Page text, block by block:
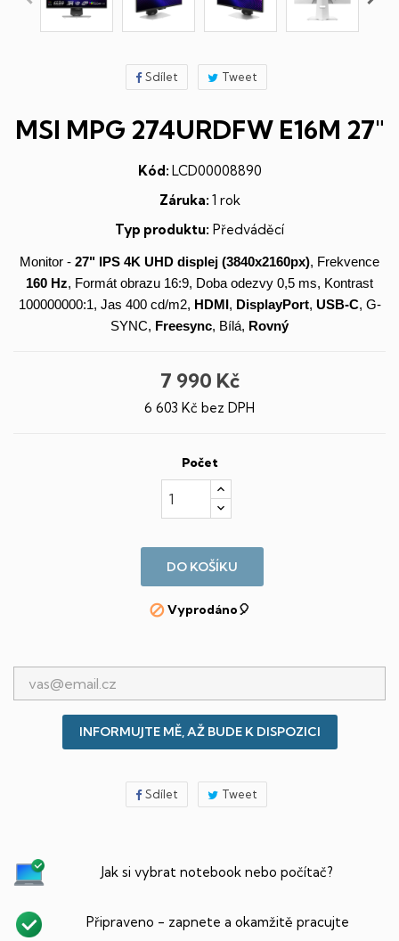
Sdílet Tweet
MSI MPG 274URDFW E16M 27"
Kód: LCD00008890
Záruka: 1 rok
Typ produktu: Předváděcí
Monitor - 27" IPS 4K UHD displej (3840x2160px), Frekvence
160 Hz, Formát obrazu 16:9, Doba odezvy 0,5 ms, Kontrast
100000000:1, Jas 400 cd/m2, HDMI , DisplayPort, USB-C, G-
SYNC, Freesync, Bílá, Rovný
7 990 Kč
6 603 Kč bez DPH
Počet
DO KOŠÍKU
Vyprodáno🎈
INFORMUJTE MĚ, AŽ BUDE K DISPOZICI
Sdílet Tweet
Jak si vybrat notebook nebo počítač?
Připraveno - zapnete a okamžitě pracujte